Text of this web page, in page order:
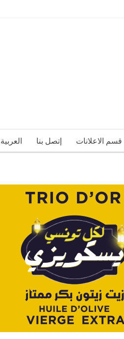
قسم الاعلانات إتصل بنا العربية